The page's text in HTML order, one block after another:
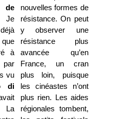
de
que
à
par
vu
di
La
nouvelles formes de
résistance. On peut
y observer une
résistance plus
avancée qu’en
France, un cran
plus loin, puisque
les cinéastes n’ont
plus rien. Les aides
régionales tombent,